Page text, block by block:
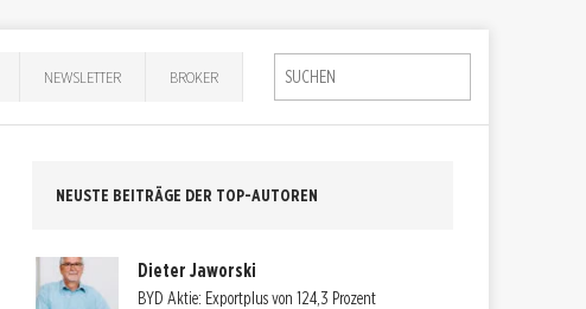
NEWSLETTER BROKER
NEUSTE BEITRÄGE DER TOP-AUTOREN
Dieter Jaworski
BYD Aktie: Exportplus von 124,3 Prozent